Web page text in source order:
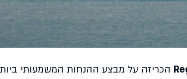
הכריזה על מבצע ההנחות המשמעותי